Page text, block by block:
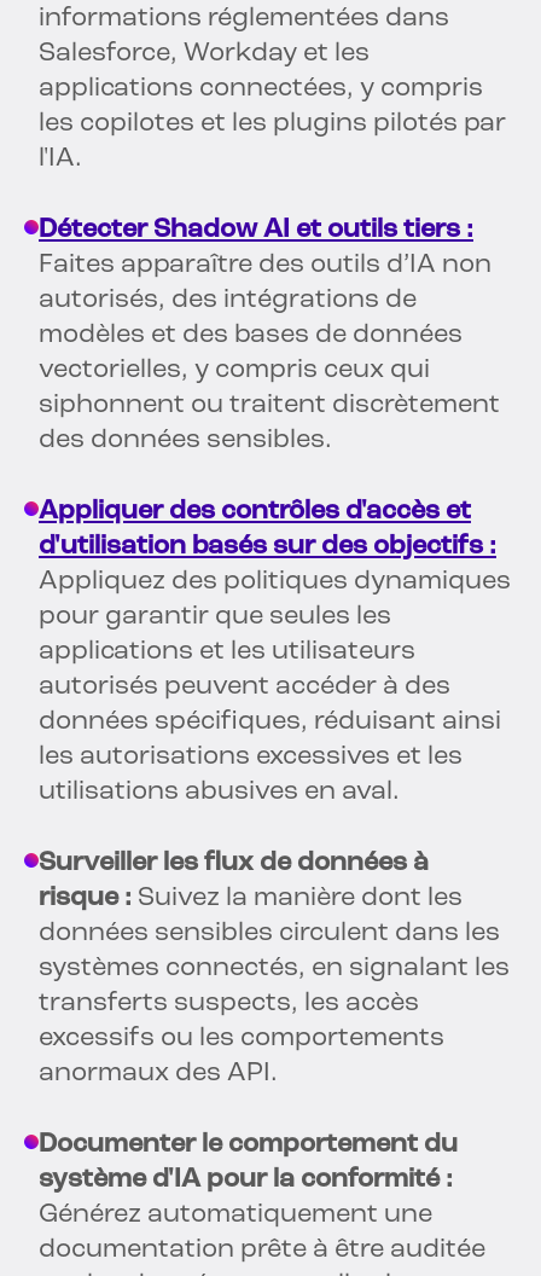
informations réglementées dans
Salesforce, Workday et les
applications connectées, y compris
les copilotes et les plugins pilotés par
l'IA.
Détecter Shadow AI et outils tiers :
Faites apparaître des outils d’IA non
autorisés, des intégrations de
modèles et des bases de données
vectorielles, y compris ceux qui
siphonnent ou traitent discrètement
des données sensibles.
Appliquer des contrôles d'accès et
d'utilisation basés sur des objectifs :
Appliquez des politiques dynamiques
pour garantir que seules les
applications et les utilisateurs
autorisés peuvent accéder à des
données spécifiques, réduisant ainsi
les autorisations excessives et les
utilisations abusives en aval.
Surveiller les flux de données à
risque : Suivez la manière dont les
données sensibles circulent dans les
systèmes connectés, en signalant les
transferts suspects, les accès
excessifs ou les comportements
anormaux des API.
Documenter le comportement du
système d'IA pour la conformité :
Générez automatiquement une
documentation prête à être auditée